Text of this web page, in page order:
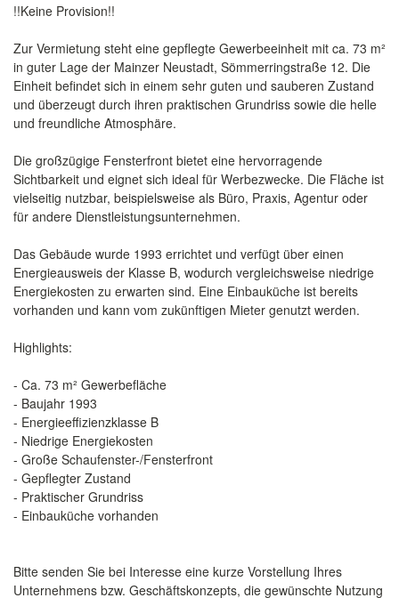
!!Keine Provision!!
Zur Vermietung steht eine gepflegte Gewerbeeinheit mit ca. 73 m²
in guter Lage der Mainzer Neustadt, Sömmerringstraße 12. Die
Einheit befindet sich in einem sehr guten und sauberen Zustand
und überzeugt durch ihren praktischen Grundriss sowie die helle
und freundliche Atmosphäre.
Die großzügige Fensterfront bietet eine hervorragende
Sichtbarkeit und eignet sich ideal für Werbezwecke. Die Fläche ist
vielseitig nutzbar, beispielsweise als Büro, Praxis, Agentur oder
für andere Dienstleistungsunternehmen.
Das Gebäude wurde 1993 errichtet und verfügt über einen
Energieausweis der Klasse B, wodurch vergleichsweise niedrige
Energiekosten zu erwarten sind. Eine Einbauküche ist bereits
vorhanden und kann vom zukünftigen Mieter genutzt werden.
Highlights:
- Ca. 73 m² Gewerbefläche
- Baujahr 1993
- Energieeffizienzklasse B
- Niedrige Energiekosten
- Große Schaufenster-/Fensterfront
- Gepflegter Zustand
- Praktischer Grundriss
- Einbauküche vorhanden
Bitte senden Sie bei Interesse eine kurze Vorstellung Ihres
Unternehmens bzw. Geschäftskonzepts, die gewünschte Nutzung